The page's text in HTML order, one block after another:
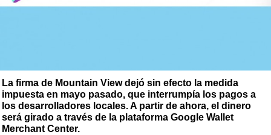
La firma de Mountain View dejó sin efecto la medida
impuesta en mayo pasado, que interrumpía los pagos a
los desarrolladores locales. A partir de ahora, el dinero
será girado a través de la plataforma Google Wallet
Merchant Center.